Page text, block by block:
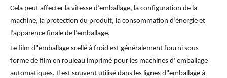
Cela peut affecter la vitesse d’emballage, la configuration de la
machine, la protection du produit, la consommation d’énergie et
l’apparence finale de l’emballage.
Le film d"emballage scellé à froid est généralement fourni sous
forme de film en rouleau imprimé pour les machines d"emballage
automatiques. Il est souvent utilisé dans les lignes d"emballage à